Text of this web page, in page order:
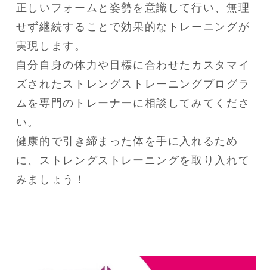
正しいフォームと姿勢を意識して行い、無理
せず継続することで効果的なトレーニングが
実現します。
自分自身の体力や目標に合わせたカスタマイ
ズされたストレングストレーニングプログラ
ムを専門のトレーナーに相談してみてくださ
い。
健康的で引き締まった体を手に入れるため
に、ストレングストレーニングを取り入れて
みましょう！